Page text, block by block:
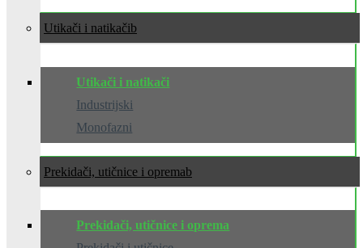
Utikači i natikači
Utikači i natikači
Industrijski
Monofazni
Prekidači, utičnice i oprema
Prekidači, utičnice i oprema